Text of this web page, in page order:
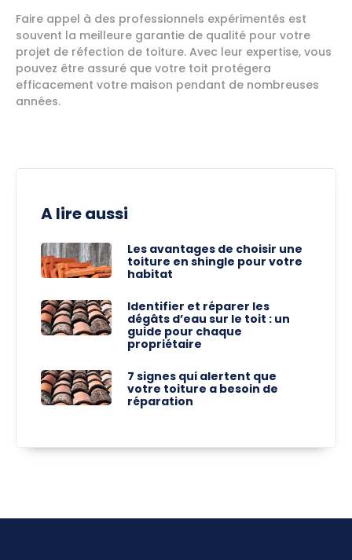
Faire appel à des professionnels expérimentés est
souvent la meilleure garantie de qualité pour votre
projet de réfection de toiture. Avec leur expertise, vous
pouvez être assuré que votre toit protégera
efficacement votre maison pendant de nombreuses
années.
A lire aussi
Les avantages de choisir une
toiture en shingle pour votre
habitat
Identifier et réparer les
dégâts d’eau sur le toit : un
guide pour chaque
propriétaire
7 signes qui alertent que
votre toiture a besoin de
réparation